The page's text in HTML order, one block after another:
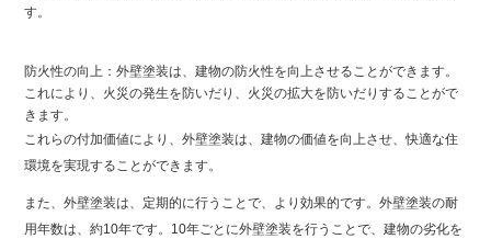
す。
防火性の向上：外壁塗装は、建物の防火性を向上させることができます。
これにより、火災の発生を防いだり、火災の拡大を防いだりすることがで
きます。
これらの付加価値により、外壁塗装は、建物の価値を向上させ、快適な住
環境を実現することができます。
また、外壁塗装は、定期的に行うことで、より効果的です。外壁塗装の耐
用年数は、約10年です。10年ごとに外壁塗装を行うことで、建物の劣化を